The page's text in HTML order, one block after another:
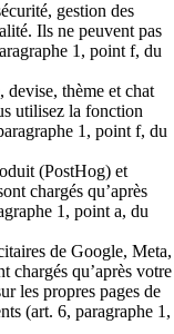
gestion des
Ils ne peuvent pas
1, point f, du
thème et chat
utilisez la fonction
1, point f, du
(PostHog) et
chargés qu’après
1, point a, du
de Google, Meta,
chargés qu’après votre
les propres pages de
(art. 6, paragraphe 1,